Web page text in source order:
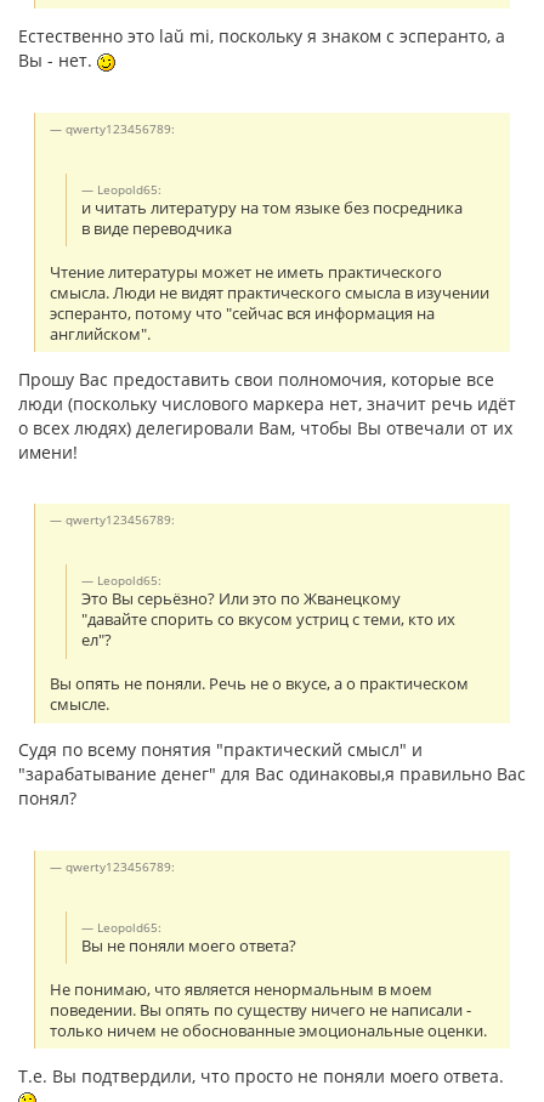
Естественно это laŭ mi, поскольку я знаком с эсперанто, а
Вы - нет.
qwerty123456789:
Leopold65:
и читать литературу на том языке без посредника
в виде переводчика
Чтение литературы может не иметь практического
смысла. Люди не видят практического смысла в изучении
эсперанто, потому что "сейчас вся информация на
английском".
Прошу Вас предоставить свои полномочия, которые все
люди (поскольку числового маркера нет, значит речь идёт
о всех людях) делегировали Вам, чтобы Вы отвечали от их
имени!
qwerty123456789:
Leopold65:
Это Вы серьёзно? Или это по Жванецкому
"давайте спорить со вкусом устриц с теми, кто их
ел"?
Вы опять не поняли. Речь не о вкусе, а о практическом
смысле.
Судя по всему понятия "практический смысл" и
"зарабатывание денег" для Вас одинаковы,я правильно Вас
понял?
qwerty123456789:
Leopold65:
Вы не поняли моего ответа?
Не понимаю, что является ненормальным в моем
поведении. Вы опять по существу ничего не написали -
только ничем не обоснованные эмоциональные оценки.
Т.е. Вы подтвердили, что просто не поняли моего ответа.